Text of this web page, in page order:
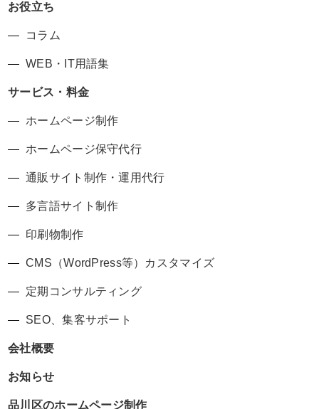
お役立ち
コラム
WEB・IT用語集
サービス・料金
ホームページ制作
ホームページ保守代行
通販サイト制作・運用代行
多言語サイト制作
印刷物制作
CMS（WordPress等）カスタマイズ
定期コンサルティング
SEO、集客サポート
会社概要
お知らせ
品川区のホームページ制作